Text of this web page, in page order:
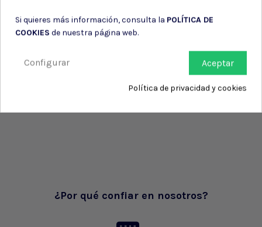
¿Por qué confiar en nosotros?
Si quieres más información, consulta la POLÍTICA DE
COOKIES de nuestra página web.
Aceptar
Configurar
Política de privacidad y cookies